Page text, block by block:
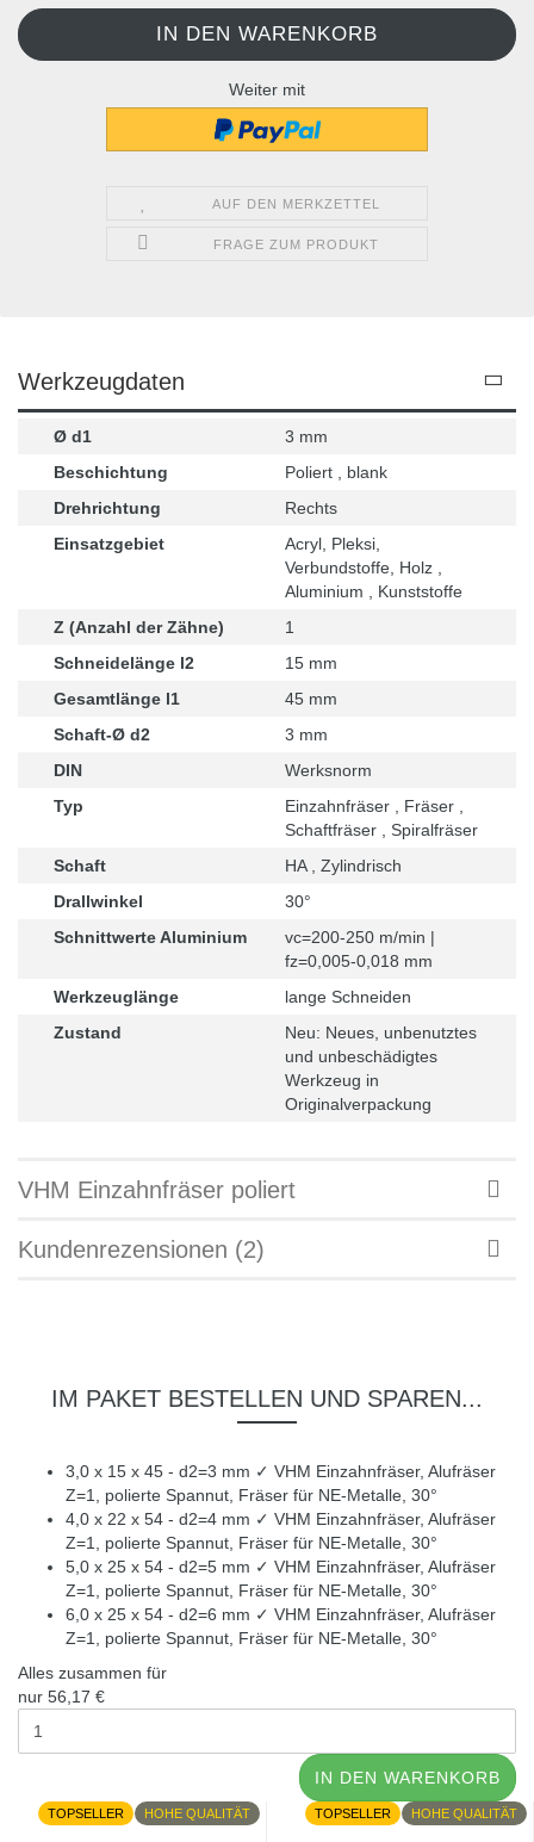
Weiter mit
AUF DEN MERKZETTEL
FRAGE ZUM PRODUKT
Werkzeugdaten
Ø d1
3 mm
Beschichtung
Poliert , blank
Drehrichtung
Rechts
Einsatzgebiet
Acryl, Pleksi,
Verbundstoffe, Holz ,
Aluminium , Kunststoffe
Z (Anzahl der Zähne)
1
Schneidelänge l2
15 mm
Gesamtlänge l1
45 mm
Schaft-Ø d2
3 mm
DIN
Werksnorm
Typ
Einzahnfräser , Fräser ,
Schaftfräser , Spiralfräser
Schaft
HA , Zylindrisch
Drallwinkel
30°
Schnittwerte Aluminium
vc=200-250 m/min |
fz=0,005-0,018 mm
Werkzeuglänge
lange Schneiden
Zustand
Neu: Neues, unbenutztes
und unbeschädigtes
Werkzeug in
Originalverpackung
VHM Einzahnfräser poliert
Kundenrezensionen (2)
IM PAKET BESTELLEN UND SPAREN...
3,0 x 15 x 45 - d2=3 mm ✓ VHM Einzahnfräser, Alufräser
Z=1, polierte Spannut, Fräser für NE-Metalle, 30°
4,0 x 22 x 54 - d2=4 mm ✓ VHM Einzahnfräser, Alufräser
Z=1, polierte Spannut, Fräser für NE-Metalle, 30°
5,0 x 25 x 54 - d2=5 mm ✓ VHM Einzahnfräser, Alufräser
Z=1, polierte Spannut, Fräser für NE-Metalle, 30°
6,0 x 25 x 54 - d2=6 mm ✓ VHM Einzahnfräser, Alufräser
Z=1, polierte Spannut, Fräser für NE-Metalle, 30°
Alles zusammen für
nur 56,17 €
IN DEN WARENKORB
TOPSELLER HOHE QUALITÄT TOPSELLER HOHE QUALITÄT